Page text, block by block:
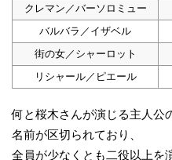
クレマン／バーソロミュー
バルバラ／イザベル
街の女／シャーロット
リシャール／ピエール
何と桜木さんが演じる主人公
名前が区切られており、
全員が少なくとも二役以上を